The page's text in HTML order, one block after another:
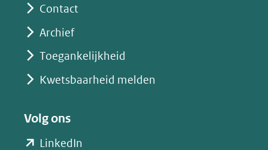
Contact
Archief
Toegankelijkheid
Kwetsbaarheid melden
Volg ons
LinkedIn